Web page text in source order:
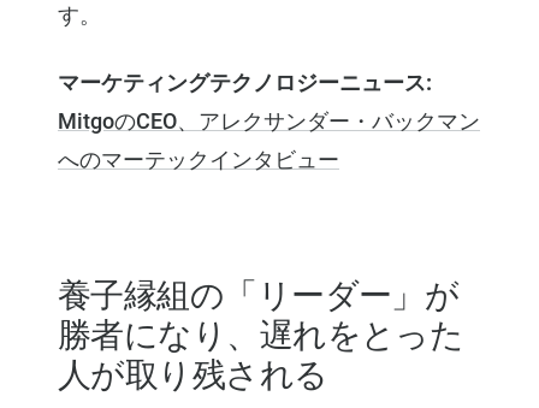
す。
マーケティングテクノロジーニュース:
MitgoのCEO、アレクサンダー・バックマン
へのマーテックインタビュー
養子縁組の「リーダー」が
勝者になり、遅れをとった
人が取り残される